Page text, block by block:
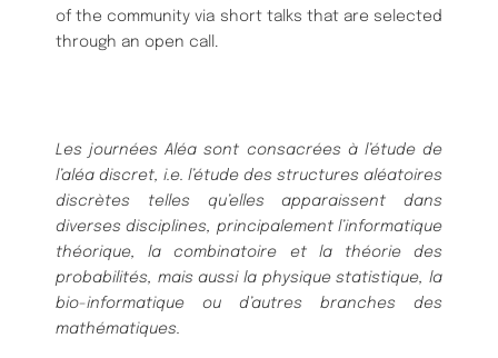
of the community via short talks that are selected
through an open call.
Les journées Aléa sont consacrées à l’étude de
l’aléa discret, i.e. l’étude des structures aléatoires
discrètes telles qu’elles apparaissent dans
diverses disciplines, principalement l’informatique
théorique, la combinatoire et la théorie des
probabilités, mais aussi la physique statistique, la
bio-informatique ou d’autres branches des
mathématiques.